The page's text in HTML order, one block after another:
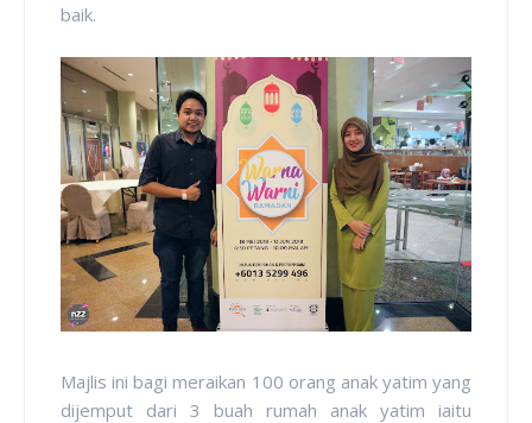
baik.
Majlis ini bagi meraikan 100 orang anak yatim yang
dijemput dari 3 buah rumah anak yatim iaitu